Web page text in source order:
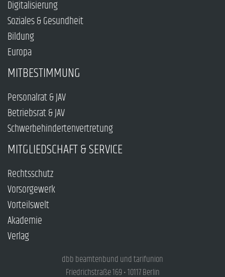
Digitalisierung
Soziales & Gesundheit
Bildung
Europa
MITBESTIMMUNG
Personalrat & JAV
Betriebsrat & JAV
Schwerbehindertenvertretung
MITGLIEDSCHAFT & SERVICE
Rechtsschutz
Vorsorgewerk
Vorteilswelt
Akademie
Verlag
dbb beamtenbund und tarifunion
Friedrichstraße 169 • 10117 Berlin